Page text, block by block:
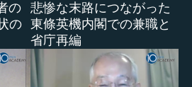
の
の
悲惨な末路につながった
東條英機内閣での兼職と
省庁再編